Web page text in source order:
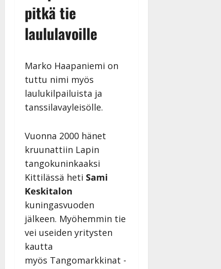
pitkä tie
laululavoille
Marko Haapaniemi on
tuttu nimi myös
laulukilpailuista ja
tanssilavayleisölle.
Vuonna 2000 hänet
kruunattiin Lapin
tangokuninkaaksi
Kittilässä heti Sami
Keskitalon
kuningasvuoden
jälkeen. Myöhemmin tie
vei useiden yritysten
kautta
myös Tangomarkkinat -